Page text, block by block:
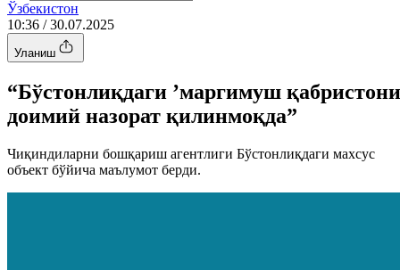
Ўзбекистон
10:36 / 30.07.2025
Уланиш
“Бўстонлиқдаги ʼмаргимуш
доимий назорат қилинмоқда”
Чиқиндиларни бошқариш агентлиги Бўстонлиқдаги махсус
объект бўйича маълумот берди.